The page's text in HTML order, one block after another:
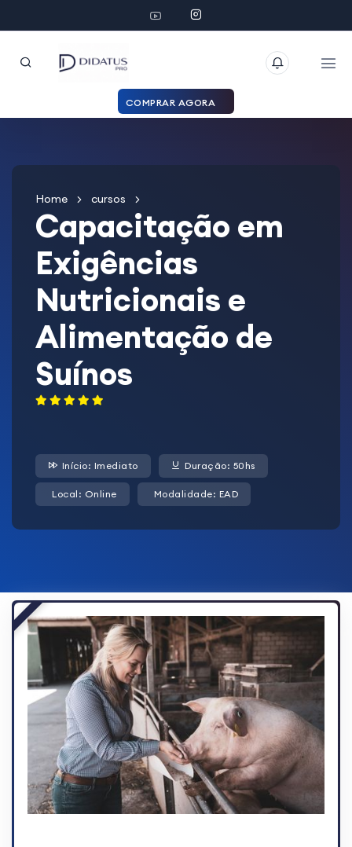
COMPRAR AGORA
Home cursos
Capacitação em
Exigências
Nutricionais e
Alimentação de
Suínos
Início: Imediato Duração: 50hs
Local: Online Modalidade: EAD